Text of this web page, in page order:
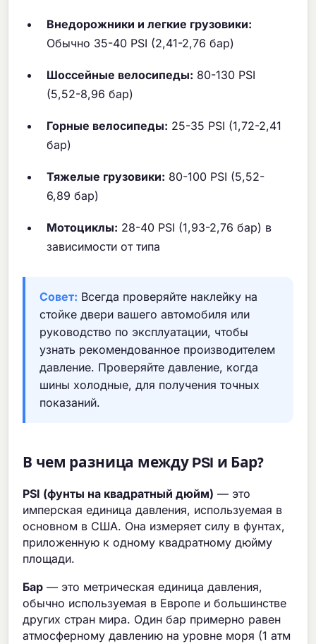
Внедорожники и легкие грузовики:
Обычно 35-40 PSI (2,41-2,76 бар)
Шоссейные велосипеды: 80-130 PSI
(5,52-8,96 бар)
Горные велосипеды: 25-35 PSI (1,72-2,41
бар)
Тяжелые грузовики: 80-100 PSI (5,52-
6,89 бар)
Мотоциклы: 28-40 PSI (1,93-2,76 бар) в
зависимости от типа
Совет: Всегда проверяйте наклейку на
стойке двери вашего автомобиля или
руководство по эксплуатации, чтобы
узнать рекомендованное производителем
давление. Проверяйте давление, когда
шины холодные, для получения точных
показаний.
В чем разница между PSI и Бар?
PSI (фунты на квадратный дюйм) — это
имперская единица давления, используемая в
основном в США. Она измеряет силу в фунтах,
приложенную к одному квадратному дюйму
площади.
Бар — это метрическая единица давления,
обычно используемая в Европе и большинстве
других стран мира. Один бар примерно равен
атмосферному давлению на уровне моря (1 атм